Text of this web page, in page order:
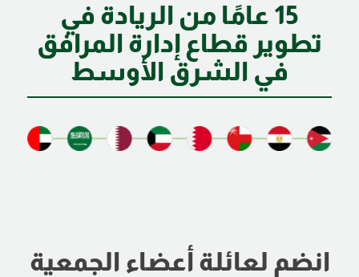
15 عامًا من الريادة في
تطوير قطاع إدارة المرافق
في الشرق الأوسط
انضم لعائلة أعضاء الجمعية